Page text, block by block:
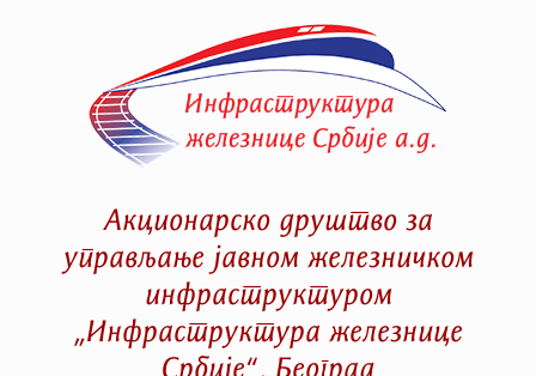
Акционарско друштво за
управљање јавном железничком
инфраструктуром
„Инфраструктура железнице